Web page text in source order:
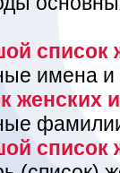
список
имена
женских
список